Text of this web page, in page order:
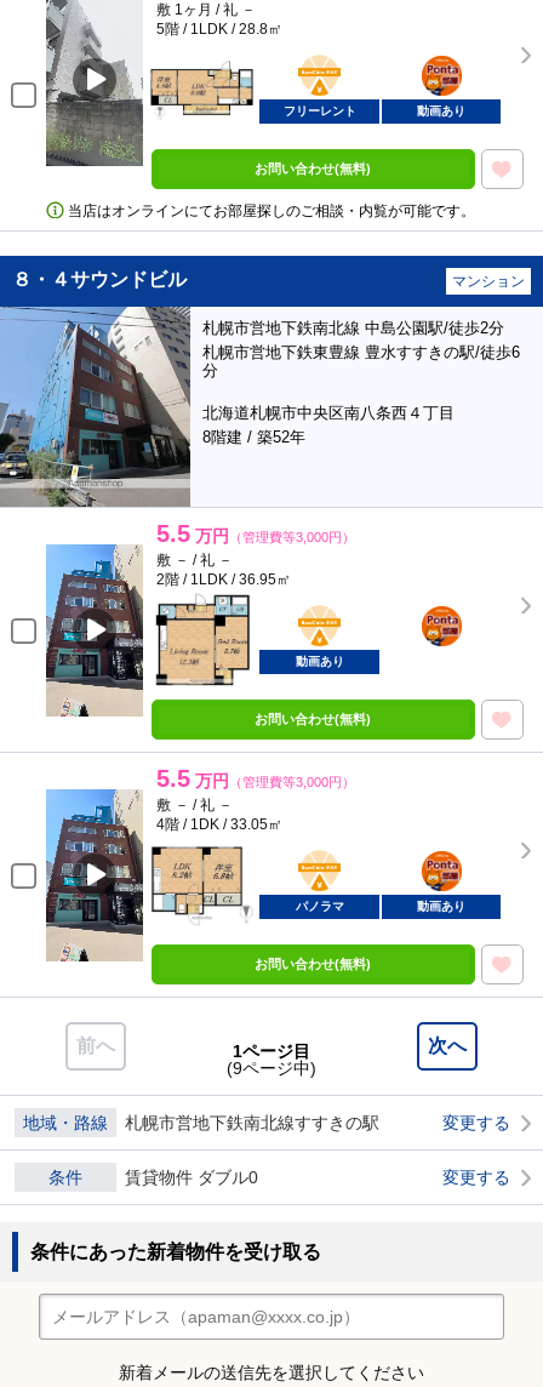
敷 1ヶ月 / 礼 －
5階 / 1LDK / 28.8㎡
BunChinPAY
ポンタ
部屋
フリーレント 動画あり
お問い合わせ(無料)
当店はオンラインにてお部屋探しのご相談・内覧が可能です。
８・４サウンドビル マンション
札幌市営地下鉄南北線 中島公園駅/徒歩2分
札幌市営地下鉄東豊線 豊水すすきの駅/徒歩6
分
北海道札幌市中央区南八条西４丁目
8階建 / 築52年
5.5 万円 （管理費等3,000円）
敷 － / 礼 －
2階 / 1LDK / 36.95㎡
BunChinPAY
ポンタ
部屋
動画あり
お問い合わせ(無料)
5.5 万円 （管理費等3,000円）
敷 － / 礼 －
4階 / 1DK / 33.05㎡
BunChinPAY
ポンタ
部屋
パノラマ 動画あり
お問い合わせ(無料)
前へ 次へ
1ページ目
(9ページ中)
地域・路線 札幌市営地下鉄南北線すすきの駅 変更する
条件 賃貸物件 ダブル0 変更する
条件にあった新着物件を受け取る
新着メールの送信先を選択してください